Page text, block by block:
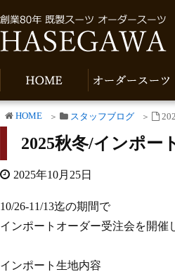
HOME スタッフブログ
2025秋冬/インポー
2025年10月25日
10/26-11/13迄の期間で
インポートオーダー受注会を開催
インポート生地内容